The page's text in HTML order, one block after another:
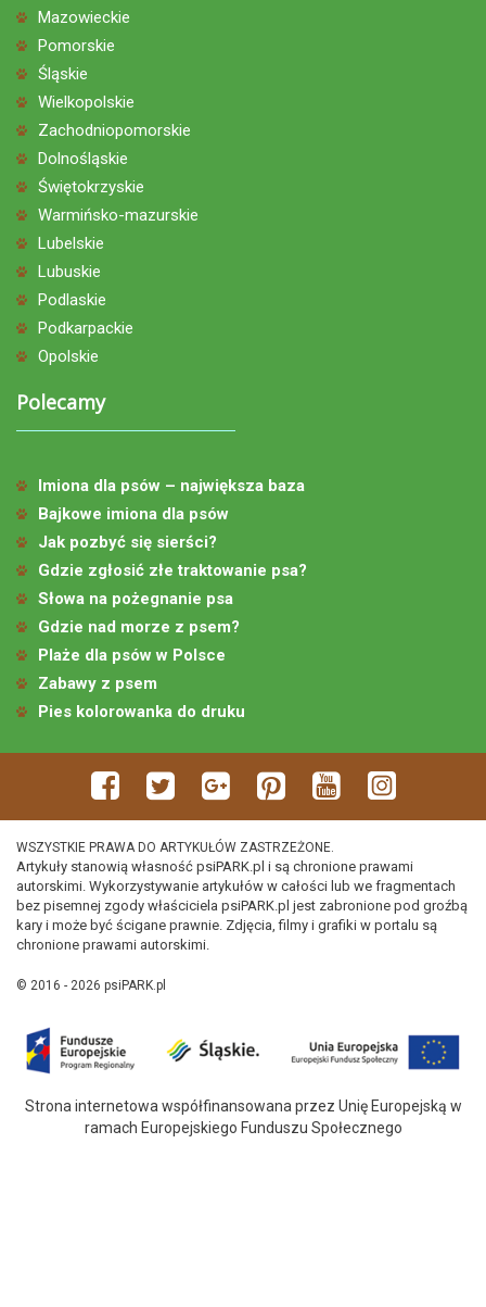
Mazowieckie
Pomorskie
Śląskie
Wielkopolskie
Zachodniopomorskie
Dolnośląskie
Świętokrzyskie
Warmińsko-mazurskie
Lubelskie
Lubuskie
Podlaskie
Podkarpackie
Opolskie
Polecamy
Imiona dla psów – największa baza
Bajkowe imiona dla psów
Jak pozbyć się sierści?
Gdzie zgłosić złe traktowanie psa?
Słowa na pożegnanie psa
Gdzie nad morze z psem?
Plaże dla psów w Polsce
Zabawy z psem
Pies kolorowanka do druku
WSZYSTKIE PRAWA DO ARTYKUŁÓW ZASTRZEŻONE.
Artykuły stanowią własność psiPARK.pl i są chronione prawami
autorskimi. Wykorzystywanie artykułów w całości lub we fragmentach
bez pisemnej zgody właściciela psiPARK.pl jest zabronione pod groźbą
kary i może być ścigane prawnie. Zdjęcia, filmy i grafiki w portalu są
chronione prawami autorskimi.
© 2016 - 2026 psiPARK.pl
Strona internetowa współfinansowana przez Unię Europejską w
ramach Europejskiego Funduszu Społecznego